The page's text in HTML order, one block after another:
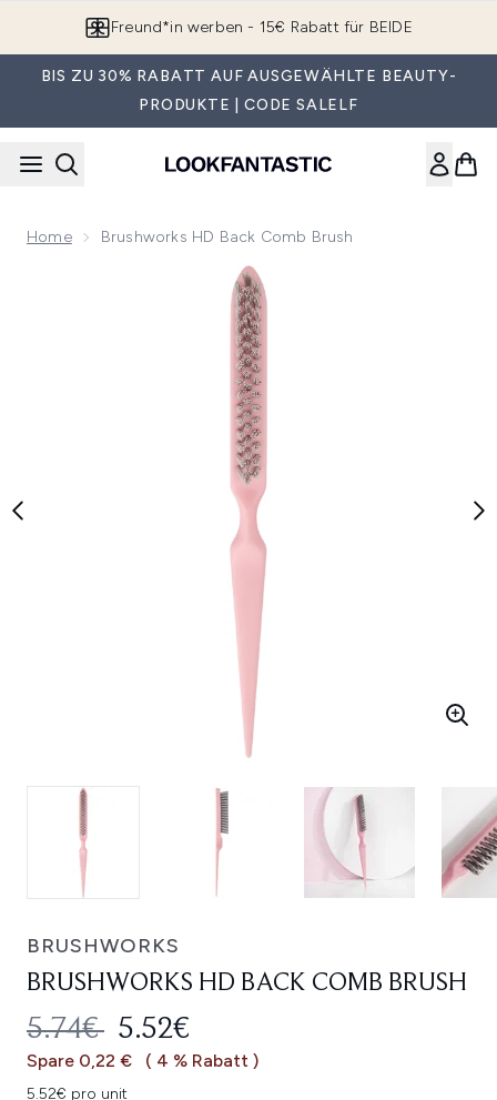
Freund*in werben - 15€ Rabatt für BEIDE
BIS ZU 30% RABATT AUF AUSGEWÄHLTE BEAUTY-
PRODUKTE | CODE SALELF
Home Brushworks HD Back Comb Brush
Now showing image 1 brushworks HD Back Comb Brush
BRUSHWORKS
BRUSHWORKS HD BACK COMB BRUSH
UNVERBINDLICHE
5.74€ AKTUELLER PREIS:
5.52€
Spare 0,22 € ( 4 % Rabatt )
5.52€ pro unit